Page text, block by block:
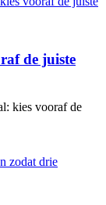
de juiste
kies vooraf de